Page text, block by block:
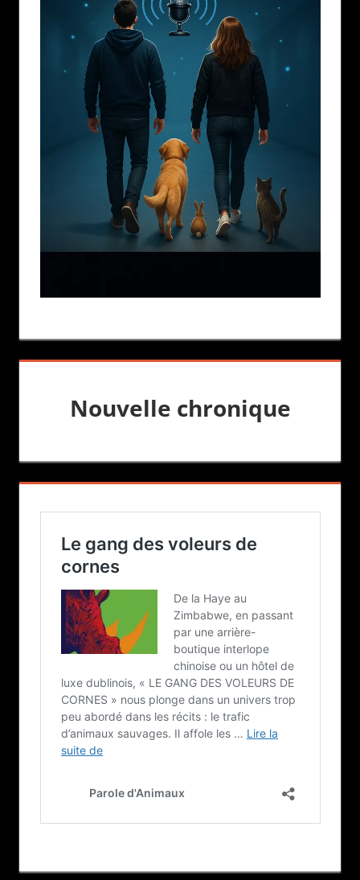
Nouvelle chronique